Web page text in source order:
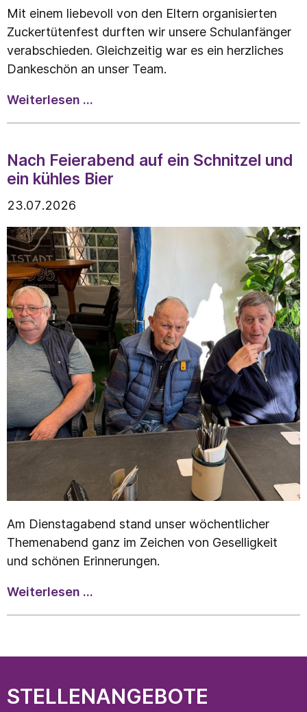
Mit einem liebevoll von den Eltern organisierten
Zuckertütenfest durften wir unsere Schulanfänger
verabschieden. Gleichzeitig war es ein herzliches
Dankeschön an unser Team.
Weiterlesen …
besonderer
Abschied
Nach Feierabend auf ein Schnitzel und
ein kühles Bier
23.07.2026
Am Dienstagabend stand unser wöchentlicher
Themenabend ganz im Zeichen von Geselligkeit
und schönen Erinnerungen.
Weiterlesen …
ein
STELLENANGEBOTE